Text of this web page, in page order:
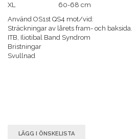
XL 60-68 cm
Använd OS1st QS4 mot/vid:
Sträckningar av lårets fram- och baksida.
ITB, Iliotibal Band Syndrom
Bristningar
Svullnad
LÄGG I ÖNSKELISTA